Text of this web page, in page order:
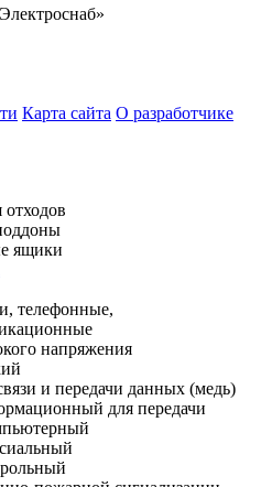
Карта сайта О разработчике
ящики
телефонные,
напряжения
и передачи данных (медь)
для передачи